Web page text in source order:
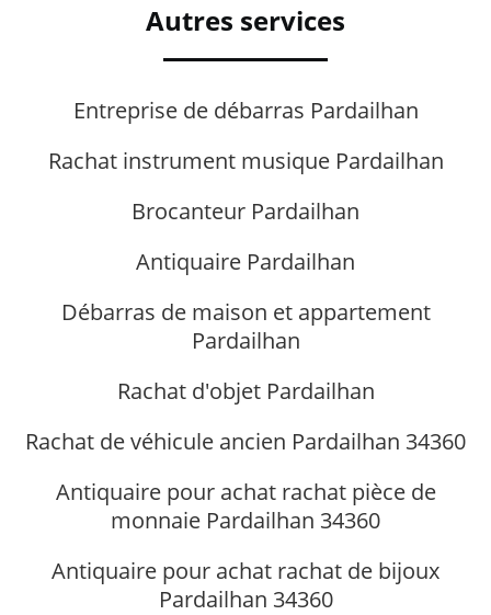
Autres services
Entreprise de débarras Pardailhan
Rachat instrument musique Pardailhan
Brocanteur Pardailhan
Antiquaire Pardailhan
Débarras de maison et appartement
Pardailhan
Rachat d'objet Pardailhan
Rachat de véhicule ancien Pardailhan 34360
Antiquaire pour achat rachat pièce de
monnaie Pardailhan 34360
Antiquaire pour achat rachat de bijoux
Pardailhan 34360